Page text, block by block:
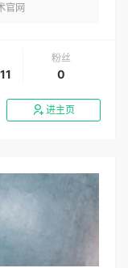
官网
粉丝
0
进主页